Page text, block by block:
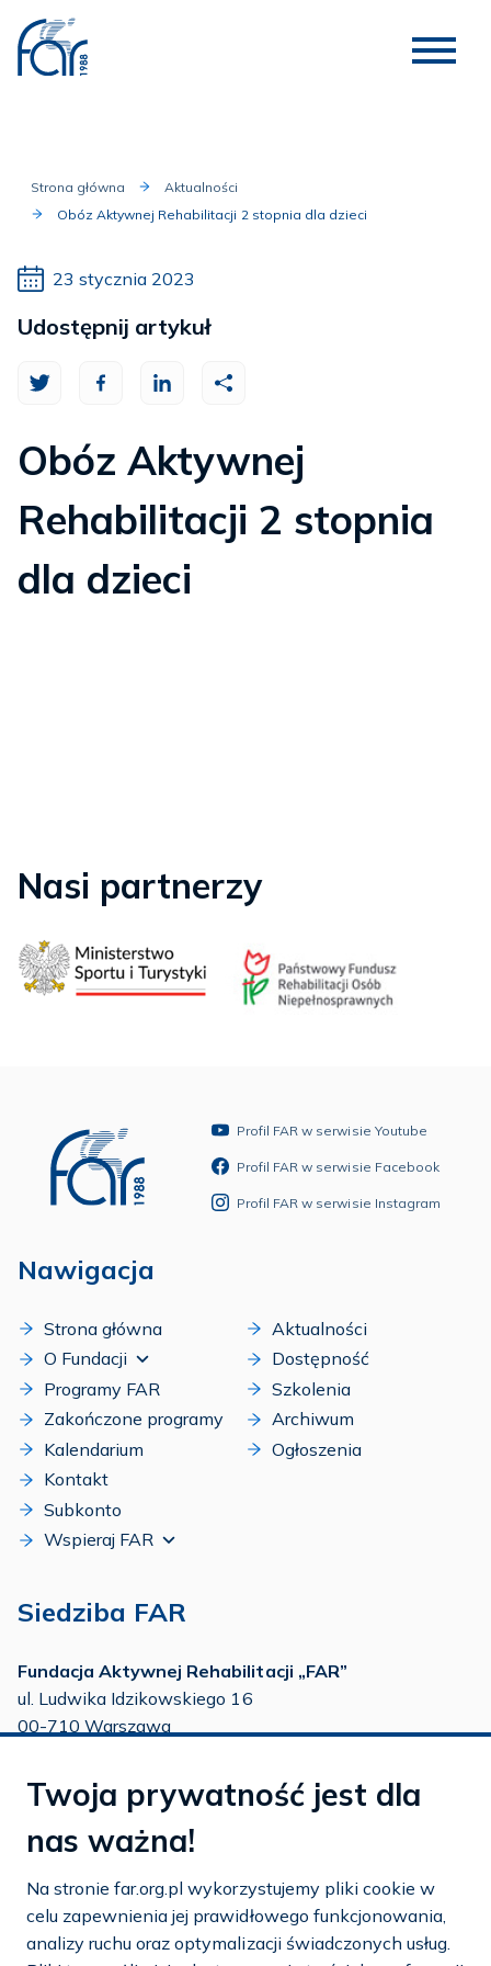
Strona główna
Aktualności
Obóz Aktywnej Rehabilitacji 2 stopnia dla dzieci
23 stycznia 2023
Obóz Aktywnej
Rehabilitacji 2 stopnia
dla dzieci
Udostępnij artykuł
Nasi partnerzy
Profil FAR w serwisie Youtube
Profil FAR w serwisie Facebook
Profil FAR w serwisie Instagram
Nawigacja
Strona główna
O Fundacji
Programy FAR
Zakończone programy
Kalendarium
Kontakt
Subkonto
Wspieraj FAR
Aktualności
Dostępność
Szkolenia
Archiwum
Ogłoszenia
Siedziba FAR
Fundacja Aktywnej Rehabilitacji „FAR”
ul. Ludwika Idzikowskiego 16
00-710 Warszawa
tel.:22 651 88 03
22 858 26 39
tel.:22 642 22 91
e-mail:info@far.org.pl
Twoja prywatność jest dla
nas ważna!
Na stronie far.org.pl wykorzystujemy pliki cookie w
celu zapewnienia jej prawidłowego funkcjonowania,
analizy ruchu oraz optymalizacji świadczonych usług.